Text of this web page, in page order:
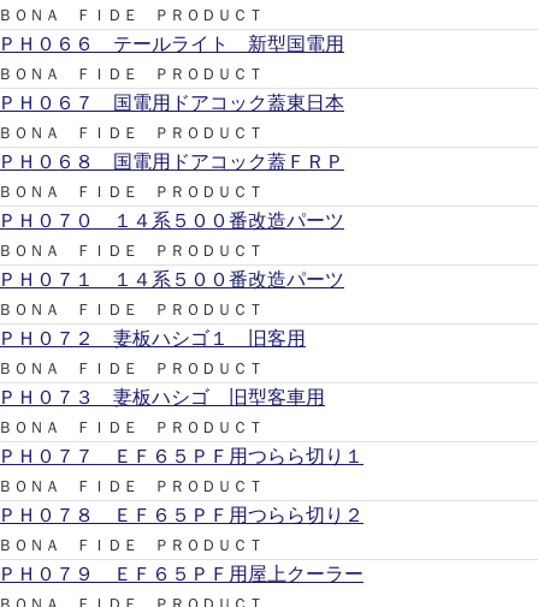
ＢＯＮＡ ＦＩＤＥ ＰＲＯＤＵＣＴ
ＰＨ０６６ テールライト 新型国電用
ＢＯＮＡ ＦＩＤＥ ＰＲＯＤＵＣＴ
ＰＨ０６７ 国電用ドアコック蓋東日本
ＢＯＮＡ ＦＩＤＥ ＰＲＯＤＵＣＴ
ＰＨ０６８ 国電用ドアコック蓋ＦＲＰ
ＢＯＮＡ ＦＩＤＥ ＰＲＯＤＵＣＴ
ＰＨ０７０ １４系５００番改造パーツ
ＢＯＮＡ ＦＩＤＥ ＰＲＯＤＵＣＴ
ＰＨ０７１ １４系５００番改造パーツ
ＢＯＮＡ ＦＩＤＥ ＰＲＯＤＵＣＴ
ＰＨ０７２ 妻板ハシゴ１ 旧客用
ＢＯＮＡ ＦＩＤＥ ＰＲＯＤＵＣＴ
ＰＨ０７３ 妻板ハシゴ 旧型客車用
ＢＯＮＡ ＦＩＤＥ ＰＲＯＤＵＣＴ
ＰＨ０７７ ＥＦ６５ＰＦ用つらら切り１
ＢＯＮＡ ＦＩＤＥ ＰＲＯＤＵＣＴ
ＰＨ０７８ ＥＦ６５ＰＦ用つらら切り２
ＢＯＮＡ ＦＩＤＥ ＰＲＯＤＵＣＴ
ＰＨ０７９ ＥＦ６５ＰＦ用屋上クーラー